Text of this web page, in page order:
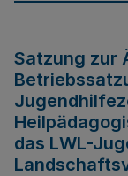
Satzung zur
das LWL-